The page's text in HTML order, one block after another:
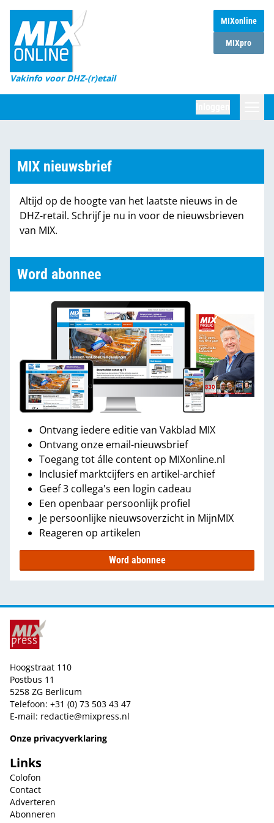
MIXonline
MIXpro
Vakinfo voor DHZ-(r)etail
Home
Magazines
DHZ Sessie
Marktcijfers
Partners
MIX nieuwsbrief
Altijd op de hoogte van het laatste nieuws in de
DHZ-retail. Schrijf je nu in voor de nieuwsbrieven
van MIX.
Word abonnee
Ontvang iedere editie van Vakblad MIX
Ontvang onze email-nieuwsbrief
Toegang tot álle content op MIXonline.nl
Inclusief marktcijfers en artikel-archief
Geef 3 collega's een login cadeau
Een openbaar persoonlijk profiel
Je persoonlijke nieuwsoverzicht in MijnMIX
Reageren op artikelen
Word abonnee
Hoogstraat 110
Postbus 11
5258 ZG Berlicum
Telefoon: +31 (0) 73 503 43 47
E-mail: redactie@mixpress.nl
Onze privacyverklaring
Links
Colofon
Contact
Adverteren
Abonneren